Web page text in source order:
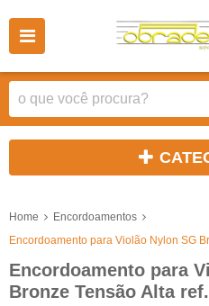
Home
Encordoamentos
Encordoamento para Violão Nylon SG
Encordoamento para
Bronze Tensão Alta